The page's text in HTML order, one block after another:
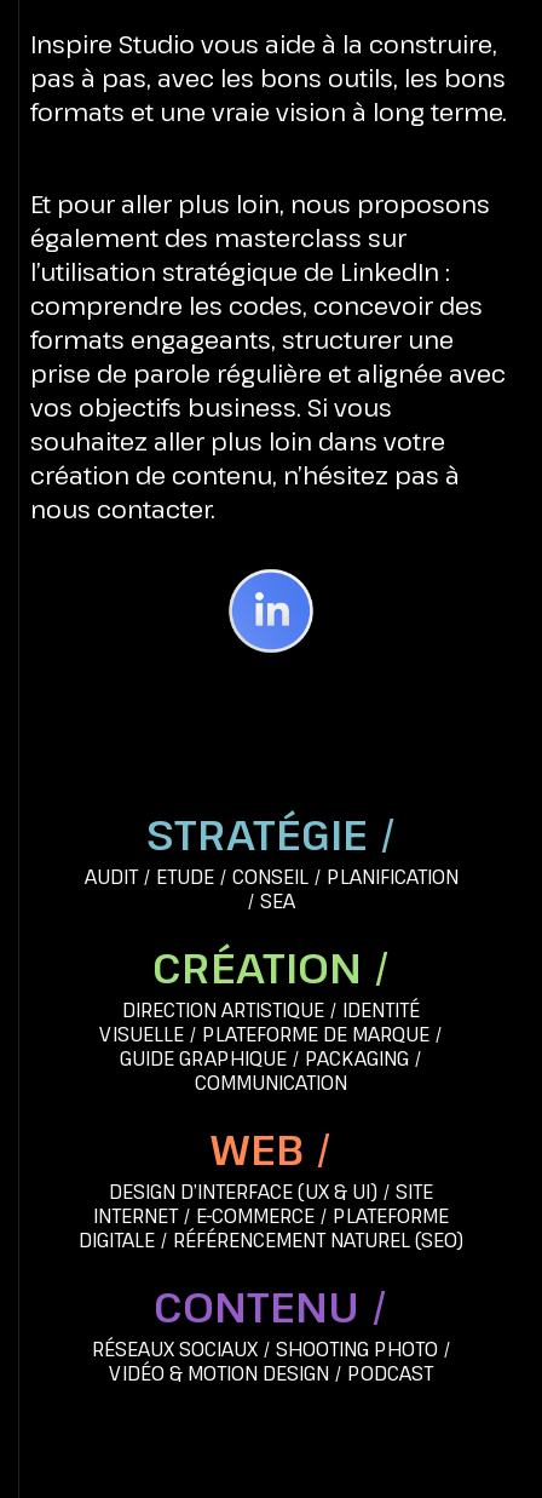
Inspire Studio vous aide à la construire,
pas à pas, avec les bons outils, les bons
formats et une vraie vision à long terme.
Et pour aller plus loin, nous proposons
également des masterclass sur
l’utilisation stratégique de LinkedIn :
comprendre les codes, concevoir des
formats engageants, structurer une
prise de parole régulière et alignée avec
vos objectifs business. Si vous
souhaitez aller plus loin dans votre
création de contenu, n’hésitez pas à
nous contacter.
STRATÉGIE /
AUDIT/ ETUDE/ CONSEIL/ PLANIFICATION
/ SEA
DIRECTION ARTISTIQUE / IDENTITÉ
VISUELLE / PLATEFORME DE MARQUE /
GUIDE GRAPHIQUE / PACKAGING /
COMMUNICATION
CRÉATION /
WEB /
DESIGN D’INTERFACE (UX & UI) / SITE
INTERNET/ E-COMMERCE / PLATEFORME
DIGITALE / RÉFÉRENCEMENT NATUREL (SEO)
RÉSEAUX SOCIAUX/ SHOOTING PHOTO/
VIDÉO & MOTION DESIGN / PODCAST
CONTENU /